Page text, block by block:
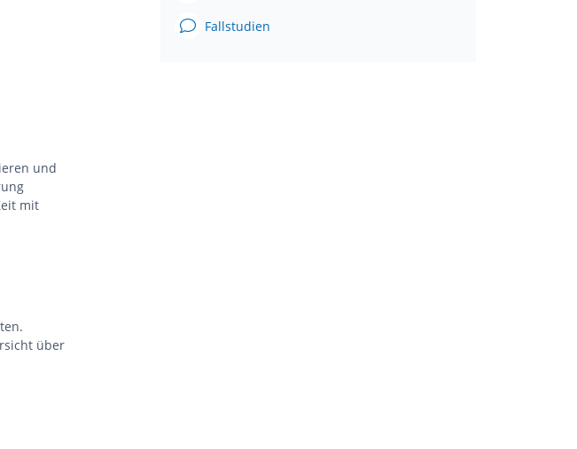
und
mit
über
Fallstudien